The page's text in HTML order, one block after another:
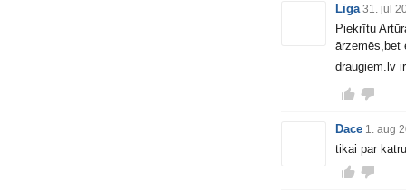
Līga 31. jūl
Piekrītu
ārzemēs,bet
draugiem.lv
Dace 1. aug
tikai par